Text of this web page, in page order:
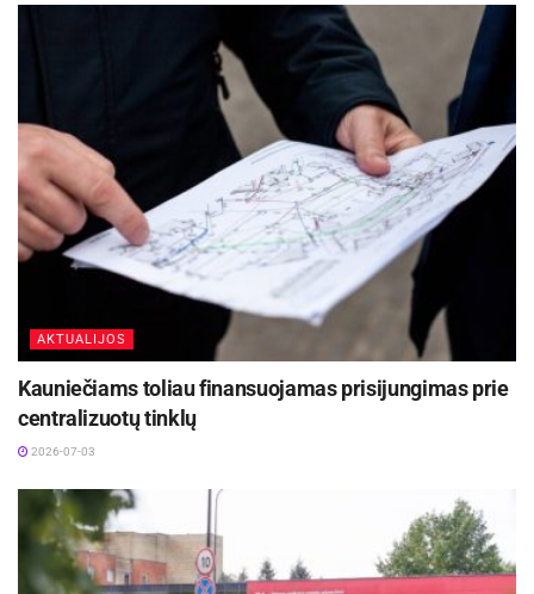
AKTUALIJOS
Kauniečiams toliau finansuojamas prisijungimas prie
centralizuotų tinklų
2026-07-03